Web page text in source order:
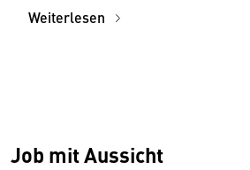
Weiterlesen
Job mit Aussicht